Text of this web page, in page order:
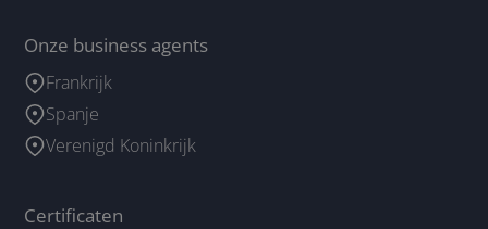
Onze business agents
Frankrijk
Spanje
Verenigd Koninkrijk
Certificaten